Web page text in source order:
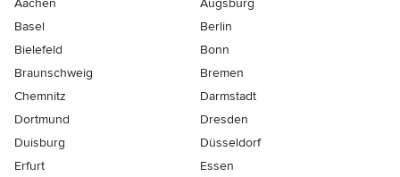
Basel
Berlin
Bielefeld
Bonn
Braunschweig
Bremen
Chemnitz
Darmstadt
Dortmund
Dresden
Duisburg
Düsseldorf
Erfurt
Essen